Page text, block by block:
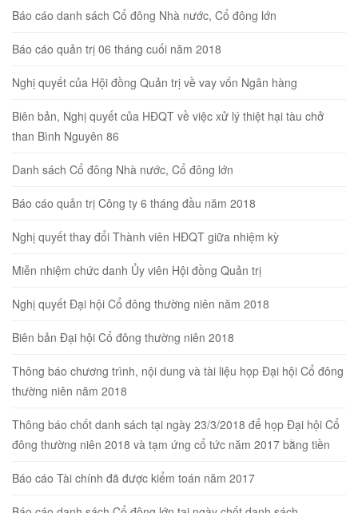
Báo cáo danh sách Cổ đông Nhà nước, Cổ đông lớn
Báo cáo quản trị 06 tháng cuối năm 2018
Nghị quyết của Hội đồng Quản trị về vay vốn Ngân hàng
Biên bản, Nghị quyết của HĐQT về việc xử lý thiệt hại tàu chở
than Bình Nguyên 86
Danh sách Cổ đông Nhà nước, Cổ đông lớn
Báo cáo quản trị Công ty 6 tháng đầu năm 2018
Nghị quyết thay đổi Thành viên HĐQT giữa nhiệm kỳ
Miễn nhiệm chức danh Ủy viên Hội đồng Quản trị
Nghị quyết Đại hội Cổ đông thường niên năm 2018
Biên bản Đại hội Cổ đông thường niên 2018
Thông báo chương trình, nội dung và tài liệu họp Đại hội Cổ đông
thường niên năm 2018
Thông báo chốt danh sách tại ngày 23/3/2018 để họp Đại hội Cổ
đông thường niên 2018 và tạm ứng cổ tức năm 2017 bằng tiền
Báo cáo Tài chính đã được kiểm toán năm 2017